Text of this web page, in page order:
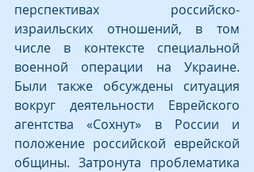
перспективах российско-
израильских отношений, в том
числе в контексте специальной
военной операции на Украине.
Были также обсуждены ситуация
вокруг деятельности Еврейского
агентства «Сохнут» в России и
положение российской еврейской
общины. Затронута проблематика